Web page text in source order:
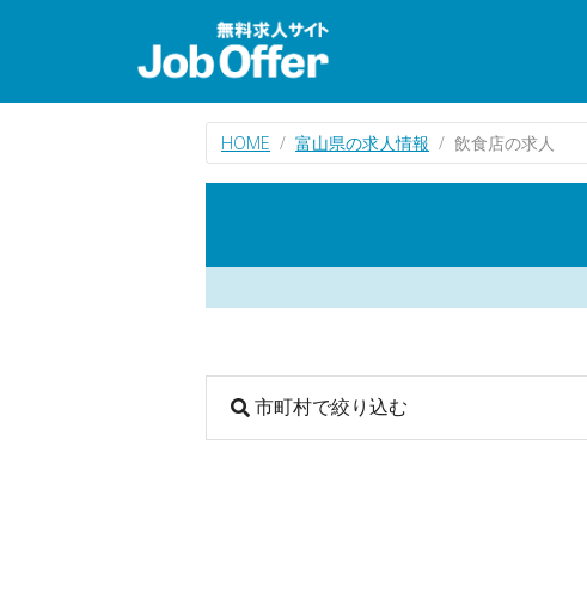
HOME 富山県の求人情報 飲食店の求人
市町村で絞り込む